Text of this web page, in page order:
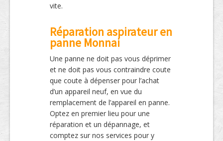
vite.
Réparation aspirateur en
panne Monnai
Une panne ne doit pas vous déprimer
et ne doit pas vous contraindre coute
que coute à dépenser pour l’achat
d’un appareil neuf, en vue du
remplacement de l’appareil en panne.
Optez en premier lieu pour une
réparation et un dépannage, et
comptez sur nos services pour y